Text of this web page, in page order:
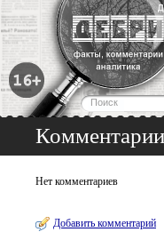
Нет комментариев
Добавить комментарий